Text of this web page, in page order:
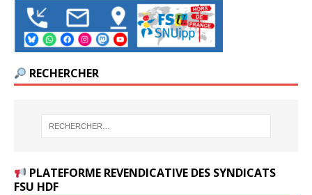
RECHERCHER
PLATEFORME REVENDICATIVE DES SYNDICATS
FSU HDF